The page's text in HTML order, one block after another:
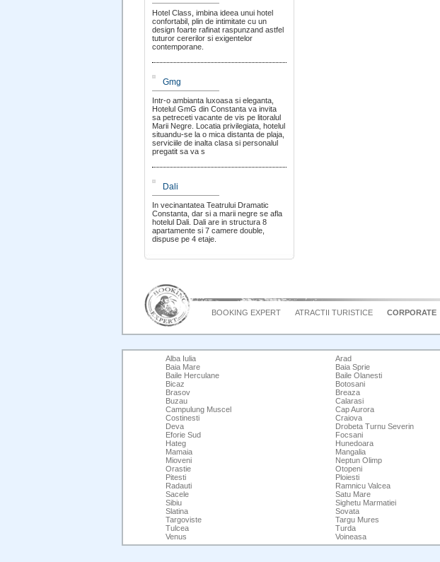
Hotel Class, imbina ideea unui hotel
confortabil, plin de intimitate cu un
design foarte rafinat raspunzand astfel
tuturor cererilor si exigentelor
contemporane.
Gmg
Intr-o ambianta luxoasa si eleganta,
Hotelul GmG din Constanta va invita
sa petreceti vacante de vis pe litoralul
Marii Negre. Locatia privilegiata, hotelul
situandu-se la o mica distanta de plaja,
serviciile de inalta clasa si personalul
pregatit sa va s
Dali
In vecinantatea Teatrului Dramatic
Constanta, dar si a marii negre se afla
hotelul Dali. Dali are in structura 8
apartamente si 7 camere double,
dispuse pe 4 etaje.
BOOKING EXPERT ATRACTII TURISTICE CORPORATE
Alba Iulia Arad
Baia Mare
Baia Sprie
Baile Herculane
Baile Olanesti
Bicaz
Botosani
Brasov
Breaza
Buzau
Calarasi
Campulung Muscel
Cap Aurora
Costinesti
Craiova
Deva
Drobeta Turnu Severin
Eforie Sud
Focsani
Hateg
Hunedoara
Mamaia
Mangalia
Mioveni
Neptun Olimp
Orastie
Otopeni
Pitesti
Ploiesti
Radauti
Ramnicu Valcea
Sacele
Satu Mare
Sibiu
Sighetu Marmatiei
Slatina
Sovata
Targoviste
Targu Mures
Tulcea
Turda
Venus
Voineasa